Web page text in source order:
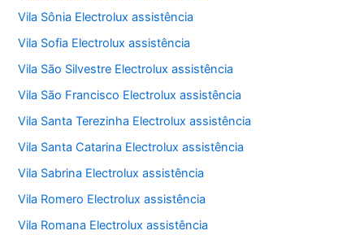
Vila Sônia Electrolux assistência
Vila Sofia Electrolux assistência
Vila São Silvestre Electrolux assistência
Vila São Francisco Electrolux assistência
Vila Santa Terezinha Electrolux assistência
Vila Santa Catarina Electrolux assistência
Vila Sabrina Electrolux assistência
Vila Romero Electrolux assistência
Vila Romana Electrolux assistência